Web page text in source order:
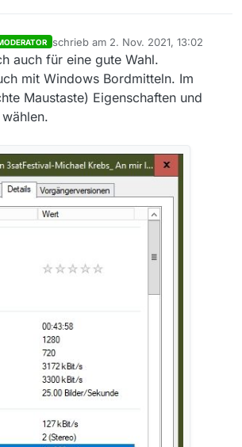
schrieb am 2. Nov. 2021, 13:02
zuletzt editiert von
auch für eine gute Wahl.
mit Windows Bordmitteln. Im
Maustaste) Eigenschaften und